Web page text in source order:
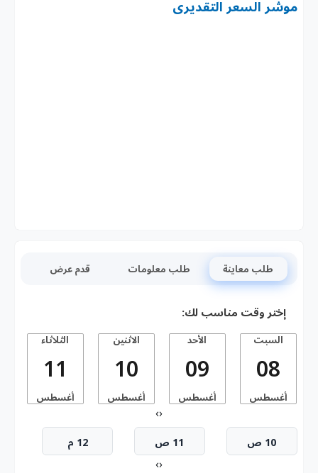
موشر السعر التقديرى
طلب معاينة طلب معلومات قدم عرض
إختر وقت مناسب لك:
السبت
08
أغسطس
الأحد
09
أغسطس
الاثنين
10
أغسطس
الثلاثاء
11
أغسطس
‹
›
10 ص 11 ص 12 م
‹
›